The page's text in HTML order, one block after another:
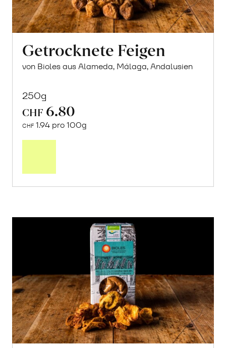
Getrocknete Feigen
von Bioles aus Alameda, Málaga, Andalusien
250g
CHF 6.80
CHF 1.94 pro 100g